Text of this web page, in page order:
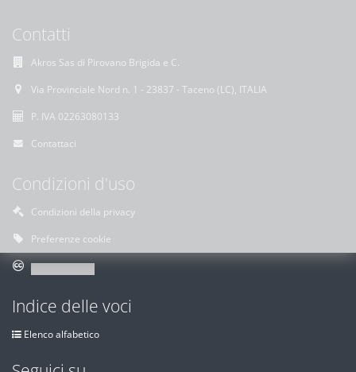
Contatti
Akros Sas di Pirovano Brigida e C.
Via Provinciale Nord n. 1 - 23837 - Taceno (LC), ITALIA
P. IVA 02263080133
Contattaci
Condizioni d'uso
Condizioni della privacy
Preferenze cookie
Indice delle voci
Elenco alfabetico